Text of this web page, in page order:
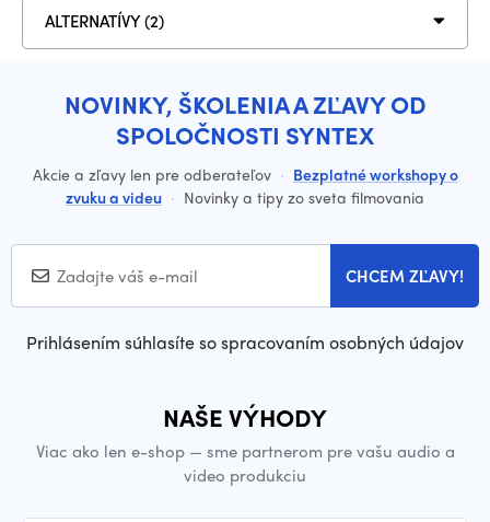
ALTERNATÍVY (2)
NOVINKY, ŠKOLENIA A ZĽAVY OD
SPOLOČNOSTI SYNTEX
Akcie a zľavy len pre odberateľov · Bezplatné workshopy o
zvuku a videu · Novinky a tipy zo sveta filmovania
CHCEM ZĽAVY!
Prihlásením súhlasíte so spracovaním osobných údajov
NAŠE VÝHODY
Viac ako len e-shop — sme partnerom pre vašu audio a
video produkciu